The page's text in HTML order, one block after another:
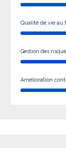
Qualité de vie au
Gestion des
Amélioration